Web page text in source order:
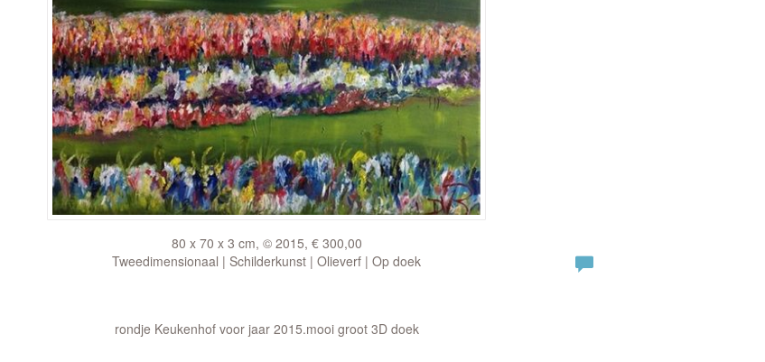
80 x 70 x 3 cm, © 2015, € 300,00
Tweedimensionaal | Schilderkunst | Olieverf | Op doek
rondje Keukenhof voor jaar 2015.mooi groot 3D doek